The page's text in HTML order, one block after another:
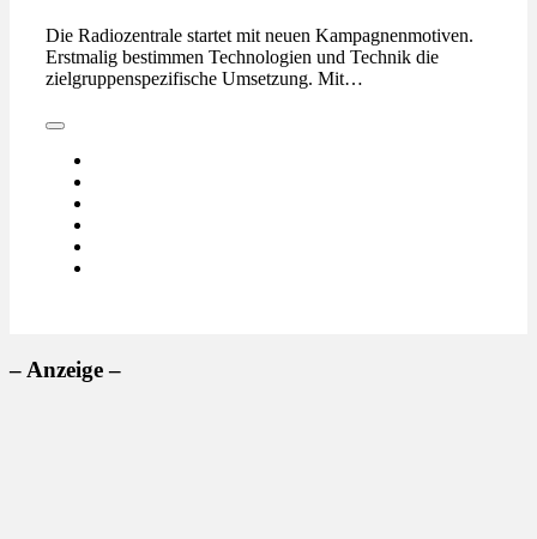
Die Radiozentrale startet mit neuen Kampagnenmotiven.
Erstmalig bestimmen Technologien und Technik die
zielgruppenspezifische Umsetzung. Mit…
– Anzeige –